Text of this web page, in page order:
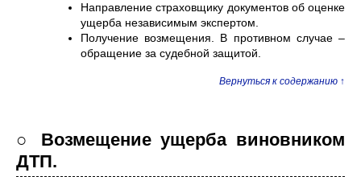
Направление страховщику документов об оценке
ущерба независимым экспертом.
Получение возмещения. В противном случае –
обращение за судебной защитой.
Вернуться к содержанию ↑
○ Возмещение ущерба виновником
ДТП.